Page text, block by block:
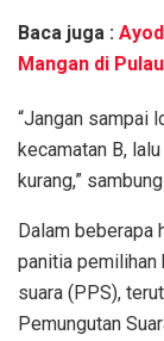
Baca juga :
Mangan di
“Jangan sampai
kecamatan B,
kurang,”
Dalam beberapa
panitia pemilihan
suara (PPS),
Pemungutan